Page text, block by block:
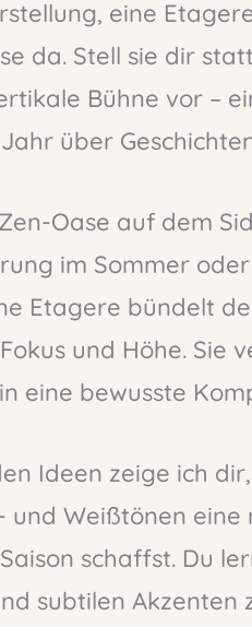
eine
da. Stell sie dir
Bühne vor –
über
Oase auf dem
im Sommer
Etagere bündelt
und Höhe. Sie
eine bewusste
Ideen zeige ich
und Weißtönen
schaffst. Du
subtilen Akzenten